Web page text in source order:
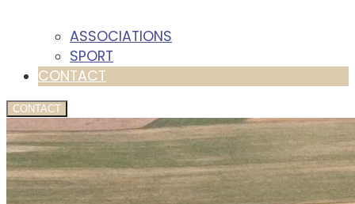
ASSOCIATIONS
SPORT
CONTACT
CONTACT